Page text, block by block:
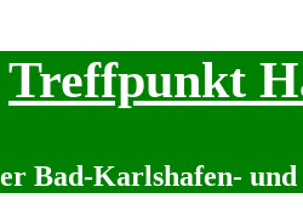
Treffpunkt
Bad-Karlshafen-